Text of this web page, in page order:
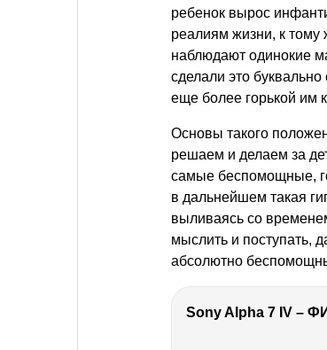
ребенок вырос
реалиям жизни, к
наблюдают одинокие
сделали это
еще более горькой им
Основы такого
решаем и делаем за
самые беспомощные,
в дальнейшем такая
выливаясь со
мыслить и поступать,
абсолютно
Sony Alpha 7 IV –